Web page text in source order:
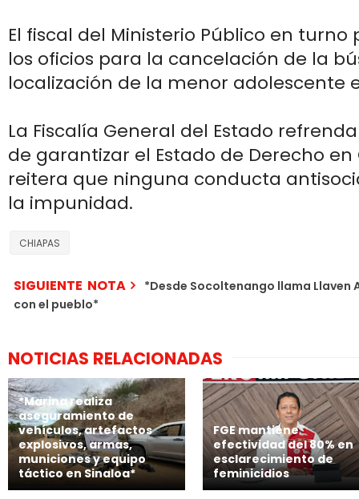
El fiscal del Ministerio Público en
los oficios para la cancelación de la
localización de la menor adolescente
La Fiscalía General del Estado
de garantizar el Estado de Derecho en
reitera que ninguna conducta
la impunidad.
CHIAPAS
SIGUIENTE NOTA
*Desde Socoltenango llama
con el pueblo*
NOTICIAS RELACIONADAS
*Marina realiza
aseguramiento de
vehículos, artefactos
explosivos, armas,
municiones y equipo
táctico en Sinaloa*
FGE mantiene
efectividad del 80% en
esclarecimiento de
feminicidios